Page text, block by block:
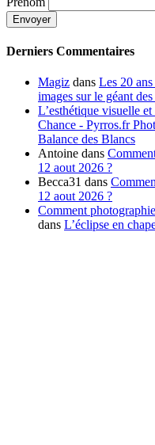
Derniers Commentaires
Magiz dans Les 20
images sur le géant
L’esthétique visuelle
Chance - Pyrros.fr
Balance des Blancs
Antoine dans
12 aout 2026 ?
Becca31 dans
12 aout 2026 ?
Comment
dans L’éclipse en